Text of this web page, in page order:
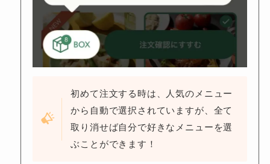
初めて注文する時は、人気のメニュー
から自動で選択されていますが、全て
取り消せば自分で好きなメニューを選
ぶことができます！